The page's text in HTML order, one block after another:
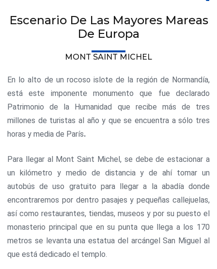
Escenario De Las Mayores Mareas
De Europa
MONT SAINT MICHEL
En lo alto de un rocoso islote de la región de Normandía,
está este imponente monumento que fue declarado
Patrimonio de la Humanidad que recibe más de tres
millones de turistas al año y que se encuentra a sólo tres
horas y media de París.
Para llegar al Mont Saint Michel, se debe de estacionar a
un kilómetro y medio de distancia y de ahí tomar un
autobús de uso gratuito para llegar a la abadía donde
encontraremos por dentro pasajes y pequeñas callejuelas,
así como restaurantes, tiendas, museos y por su puesto el
monasterio principal que en su punta que llega a los 170
metros se levanta una estatua del arcángel San Miguel al
que está dedicado el templo.